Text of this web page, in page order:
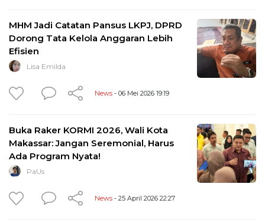
MHM Jadi Catatan Pansus LKPJ, DPRD
Dorong Tata Kelola Anggaran Lebih
Efisien
Lisa Emilda
News - 06 Mei 2026 19:19
Buka Raker KORMI 2026, Wali Kota
Makassar: Jangan Seremonial, Harus
Ada Program Nyata!
PaUs
News - 25 April 2026 22:27